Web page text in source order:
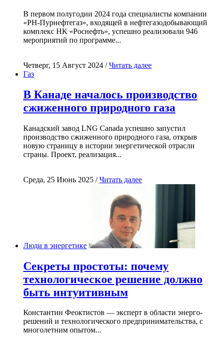
В первом полугодии 2024 года специалисты компании
«РН-Пурнефтегаз», входящей в нефтегазодобывающий
комплекс НК «Роснефть», успешно реализовали 946
мероприятий по программе...
Четверг, 15 Август 2024 /Читать далее
Газ
В Канаде началось производство
сжиженного природного газа
Канадский завод LNG Canada успешно запустил
производство сжиженного природного газа, открыв
новую страницу в истории энергетической отрасли
страны. Проект, реализация...
Среда, 25 Июнь 2025 /Читать далее
Люди в энергетике
Секреты простоты: почему
технологическое решение должно
быть интуитивным
Константин Феоктистов — эксперт в области энерго-
решений и технологического предпринимательства, с
многолетним опытом...